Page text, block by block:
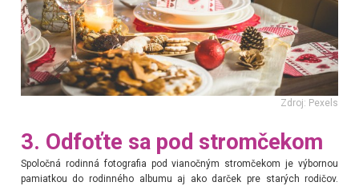
Zdroj: Pexels
3. Odfoťte sa pod stromčekom
Spoločná rodinná fotografia pod vianočným stromčekom je výbornou
pamiatkou do rodinného albumu aj ako darček pre starých rodičov.